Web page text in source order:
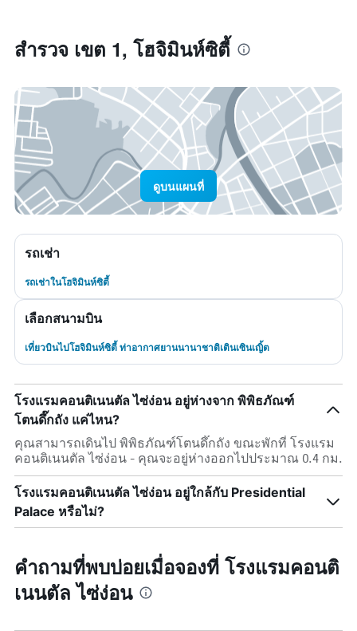
สำรวจ เขต 1, โฮจิมินห์ซิตี้
ดูบนแผนที่
รถเช่า
รถเช่าในโฮจิมินห์ซิตี้
เลือกสนามบิน
เที่ยวบินไปโฮจิมินห์ซิตี้ ท่าอากาศยานนานาชาติเตินเซินเญิ้ต
โรงแรมคอนติเนนตัล ไซ่ง่อน อยู่ห่างจาก พิพิธภัณฑ์
โตนดึ๊กถัง แค่ไหน?
คุณสามารถเดินไป พิพิธภัณฑ์โตนดึ๊กถัง ขณะพักที่ โรงแรม
คอนติเนนตัล ไซ่ง่อน - คุณจะอยู่ห่างออกไปประมาณ 0.4 กม.
โรงแรมคอนติเนนตัล ไซ่ง่อน อยู่ใกล้กับ Presidential
Palace หรือไม่?
คำถามที่พบบ่อยเมื่อจองที่ โรงแรมคอนติ
เนนตัล ไซ่ง่อน